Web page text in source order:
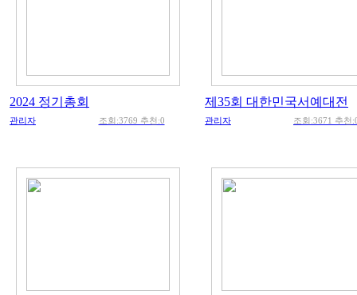
2024 정기총회
관리자 조회:3769 추천:0
제35회 대한민국서예대전
관리자 조회:3671 추천